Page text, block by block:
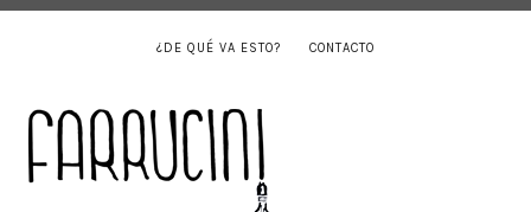
¿DE QUÉ VA ESTO? CONTACTO